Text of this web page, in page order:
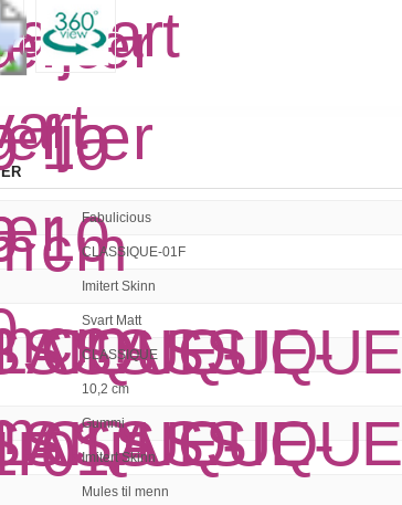
Fabulicious
CLASSIQUE-01F
Imitert Skinn
Svart Matt
CLASSIQUE
10,2 cm
Gummi
Imitert Skinn
Mules til menn